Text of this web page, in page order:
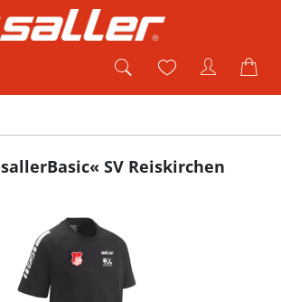
SV Reiskirchen